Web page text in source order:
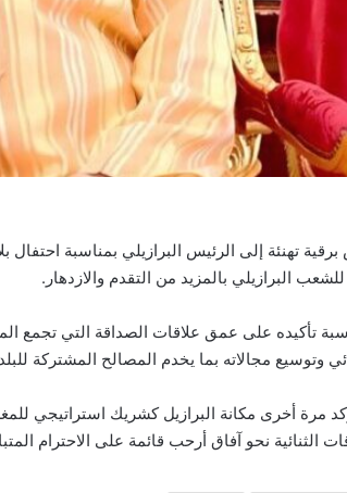
تهنئة إلى الرئيس البرازيلي بمناسبة احتفال
البرازيلي بالمزيد من التقدم والازدهار.
تأكيده على عمق علاقات الصداقة التي تجمع
وتوسيع مجالاته بما يخدم المصالح المشتركة
مرة أخرى مكانة البرازيل كشريك استراتيجي
الثنائية نحو آفاق أرحب قائمة على الاحترام